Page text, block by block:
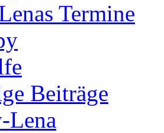
Termine
Beiträge
Lena